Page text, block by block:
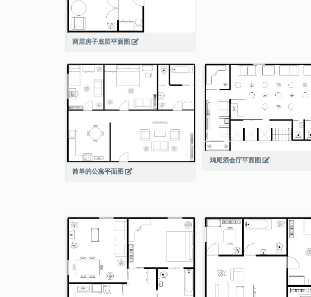
两层房子底层平面图
简单的公寓平面图
鸡尾酒会厅平面图